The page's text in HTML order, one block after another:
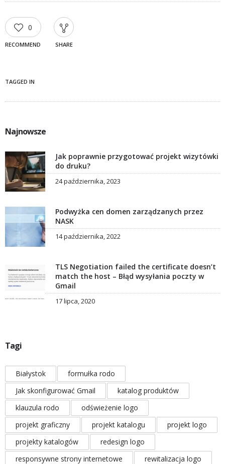
0
RECOMMEND SHARE
TAGGED IN
Najnowsze
Jak poprawnie przygotować projekt wizytówki
do druku?
24 października, 2023
Podwyżka cen domen zarządzanych przez
NASK
14 października, 2022
TLS Negotiation failed the certificate doesn’t
match the host – Błąd wysyłania poczty w
Gmail
17 lipca, 2020
Tagi
Białystok
formułka rodo
Jak skonfigurować Gmail
katalog produktów
klauzula rodo
odświeżenie logo
projekt graficzny
projekt katalogu
projekt logo
projekty katalogów
redesign logo
responsywne strony internetowe
rewitalizacja logo